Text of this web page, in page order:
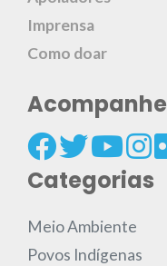
Imprensa
Como doar
Acompanhe
Categorias
Meio Ambiente
Povos Indígenas